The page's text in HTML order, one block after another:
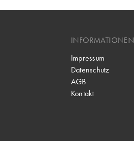
INFORMATIONEN
Impressum
Datenschutz
AGB
Kontakt